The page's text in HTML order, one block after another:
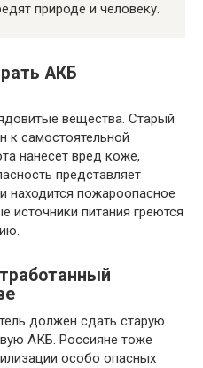
природе и человеку.
АКБ
вещества. Старый
к самостоятельной
нанесет вред коже,
представляет
находится пожароопасное
источники питания греются
должен сдать старую
АКБ. Россияне тоже
особо опасных